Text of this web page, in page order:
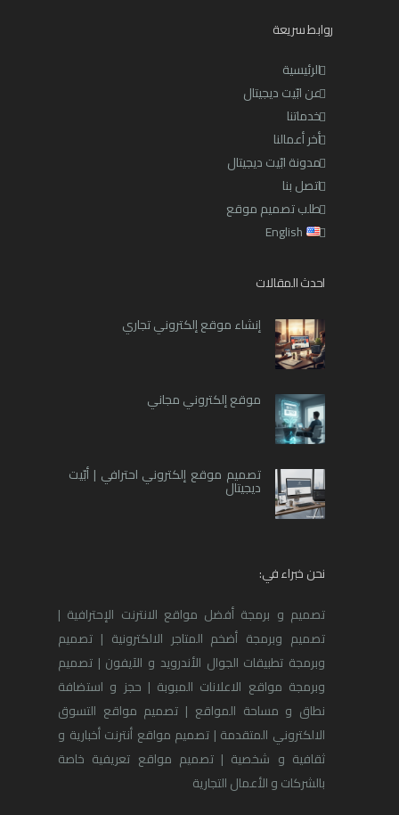
روابط سريعة
الرئيسية
عن ابّيت ديجيتال
خدماتنا
أخر أعمالنا
مدونة ابّيت ديجيتال
اتصل بنا
طلب تصميم موقع
English
احدث المقالات
إنشاء موقع إلكتروني تجاري
موقع إلكتروني مجاني
تصميم موقع إلكتروني احترافي | أبّيت
ديجيتال
نحن خبراء في:
تصميم و برمجة أفضل مواقع الانترنت الإحترافية |
تصميم وبرمجة أضخم المتاجر الالكترونية | تصميم
وبرمجة تطبيقات الجوال الأندرويد و الآيفون | تصميم
وبرمجة مواقع الاعلانات المبوبة | حجز و استضافة
نطاق و مساحة المواقع | تصميم مواقع التسوق
الالكتروني المتقدمة | تصميم مواقع أنترنت أخبارية و
ثقافية و شخصية | تصميم مواقع تعريفية خاصة
بالشركات و الأعمال التجارية